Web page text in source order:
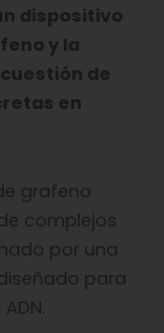
dispositivo
y la
de
en
grafeno
complejos
por una
para